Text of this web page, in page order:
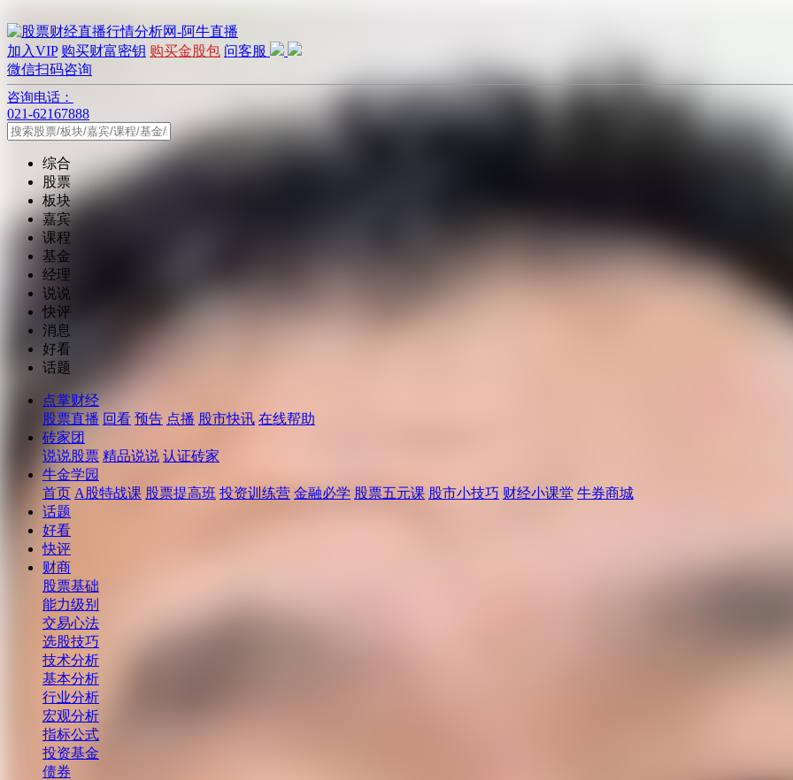
加入VIP 购买财富密钥 购买金股包 问客服
微信扫码咨询
咨询电话：
021-62167888
综合
股票
板块
嘉宾
课程
基金
经理
说说
快评
消息
好看
话题
点掌财经
股票直播 回看 预告 点播 股市快讯 在线帮助
砖家团
说说股票 精品说说 认证砖家
牛金学园
首页 A股特战课 股票提高班 投资训练营 金融必学 股票五元课 股市小技巧 财经小课堂 牛券商城
话题
好看
快评
财商
股票基础
能力级别
交易心法
选股技巧
技术分析
基本分析
行业分析
宏观分析
指标公式
投资基金
债券